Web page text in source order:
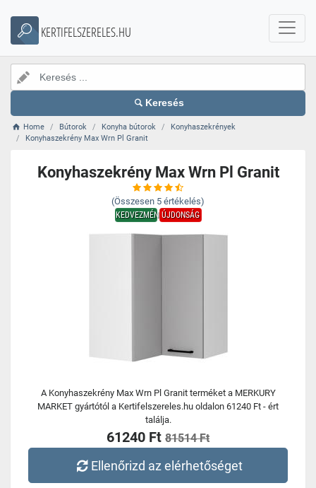
KERTIFELSZERELES.HU
Keresés
Home Bútorok Konyha bútorok
Konyhaszekrények
Konyhaszekrény Max Wrn Pl Granit
Konyhaszekrény Max Wrn Pl Granit
(Összesen 5 értékelés)
KEDVEZMÉNYÚJDONSÁG
A Konyhaszekrény Max Wrn Pl Granit terméket a MERKURY
MARKET gyártótól a Kertifelszereles.hu oldalon 61240 Ft - ért
találja.
61240 Ft 81514 Ft
Ellenőrizd az elérhetőséget